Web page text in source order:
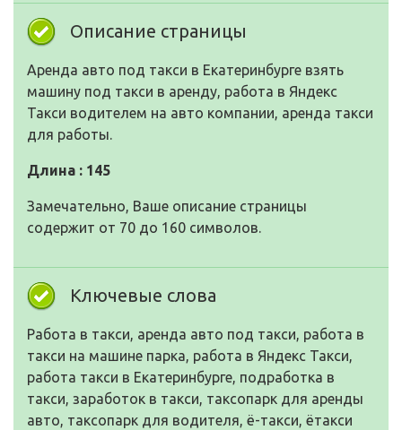
Описание страницы
Аренда авто под такси в Екатеринбурге взять
машину под такси в аренду, работа в Яндекс
Такси водителем на авто компании, аренда такси
для работы.
Длина : 145
Замечательно, Ваше описание страницы
содержит от 70 до 160 символов.
Ключевые слова
Работа в такси, аренда авто под такси, работа в
такси на машине парка, работа в Яндекс Такси,
работа такси в Екатеринбурге, подработка в
такси, заработок в такси, таксопарк для аренды
авто, таксопарк для водителя, ё-такси, ётакси